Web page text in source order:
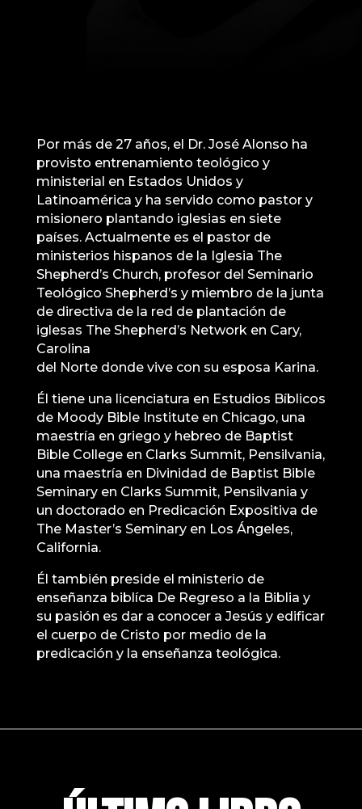
Por más de 27 años, el Dr. José Alonso ha
provisto entrenamiento teológico y
ministerial en Estados Unidos y
Latinoamérica y ha servido como pastor y
misionero plantando iglesias en siete
países. Actualmente es el pastor de
ministerios hispanos de la Iglesia The
Shepherd’s Church, profesor del Seminario
Teológico Shepherd’s y miembro de la junta
de directiva de la red de plantación de
iglesas The Shepherd’s Network en Cary,
Carolina
del Norte donde vive con su esposa Karina.
Él tiene una licenciatura en Estudios Bíblicos
de Moody Bible Institute en Chicago, una
maestría en griego y hebreo de Baptist
Bible College en Clarks Summit, Pensilvania,
una maestría en Divinidad de Baptist Bible
Seminary en Clarks Summit, Pensilvania y
un doctorado en Predicación Expositiva de
The Master’s Seminary en Los Ángeles,
California.
Él también preside el ministerio de
enseñanza biblíca De Regreso a la Biblia y
su pasión es dar a conocer a Jesús y edificar
el cuerpo de Cristo por medio de la
predicación y la enseñanza teológica.